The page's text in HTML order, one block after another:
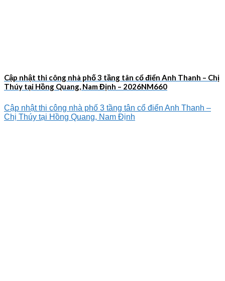
Cập nhật thi công nhà phố 3 tầng tân cổ điển Anh Thanh – Chị
Thúy tại Hồng Quang, Nam Định – 2026NM660
Cập nhật thi công nhà phố 3 tầng tân cổ điển Anh Thanh –
Chị Thúy tại Hồng Quang, Nam Định